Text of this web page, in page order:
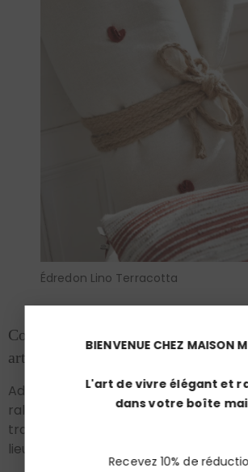
Édredon Lino Terracotta
Conclusion : une chambre
art de vivre
Adopter unechambre cocooning,
ralentir, de s’ancrer dans l’essentiel.
transformer un espace fonctionnel
lieu de ressourcement.
BIENVENUE CHEZ MAISON
L'art de vivre élégant et
dans votre boîte
Recevez 10% de